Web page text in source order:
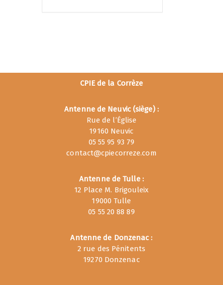
CPIE de la Corrèze
Antenne de Neuvic (siège) :
Rue de l’Église
19160 Neuvic
05 55 95 93 79
contact@cpiecorreze.com
Antenne de Tulle :
12 Place M. Brigouleix
19000 Tulle
05 55 20 88 89
Antenne de Donzenac :
2 rue des Pénitents
19270 Donzenac